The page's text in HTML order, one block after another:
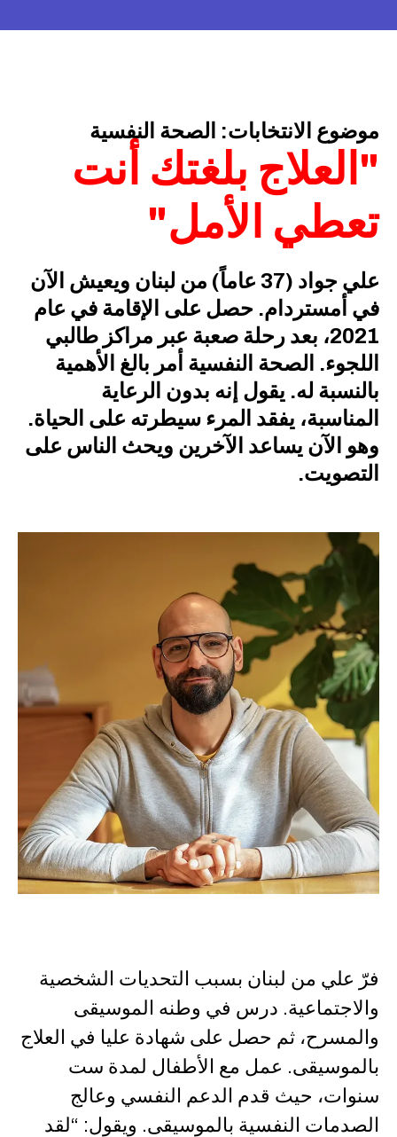
موضوع الانتخابات: الصحة النفسية
"العلاج بلغتك أنت
تعطي الأمل"
علي جواد (37 عاماً) من لبنان ويعيش الآن
في أمستردام. حصل على الإقامة في عام
2021، بعد رحلة صعبة عبر مراكز طالبي
اللجوء. الصحة النفسية أمر بالغ الأهمية
بالنسبة له. يقول إنه بدون الرعاية
المناسبة، يفقد المرء سيطرته على الحياة.
وهو الآن يساعد الآخرين ويحث الناس على
التصويت.
فرّ علي من لبنان بسبب التحديات الشخصية
والاجتماعية. درس في وطنه الموسيقى
والمسرح، ثم حصل على شهادة عليا في العلاج
بالموسيقى. عمل مع الأطفال لمدة ست
سنوات، حيث قدم الدعم النفسي وعالج
الصدمات النفسية بالموسيقى. ويقول: “لقد